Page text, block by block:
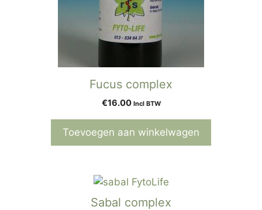
Fucus complex
€16.00 Incl BTW
Toevoegen aan winkelwagen
Sabal complex